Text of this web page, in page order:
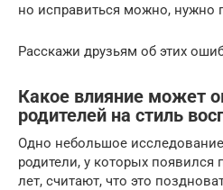
но исправиться можно, нужно
Расскажи друзьям об этих
Какое влияние может
родителей на стиль
Одно небольшое
родители, у которых
лет, считают, что это